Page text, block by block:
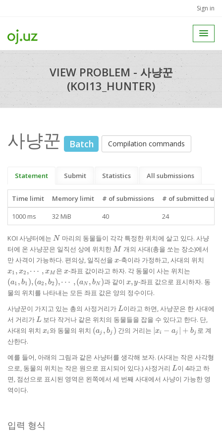
Sign in
VIEW PROBLEM - 사냥꾼
(KOI13_HUNTER)
사냥꾼 Batch Compilation commands
Statement Submit Statistics All submissions
Time limit Memory limit # of submissions
# of submitted
1000 ms
32 MiB 40 24
KOI 사냥터에는 N
N 마리의 동물들이 각각 특정한 위치에 살고 있다. 사냥
터에 온 사냥꾼은 일직선 상에 위치한 M
M 개의 사대(총을 쏘는 장소)에서
만 사격이 가능하다. 편의상, 일직선을 x
x-축이라 가정하고, 사대의 위치
x1 , x2 ,⋯ , xM 은x
x-좌표 값이라고 하자. 각 동물이 사는 위치는
\cdots,
(a1 , b1 ),(a2 , b2 ),⋯ ,(aN , bN )과 같이 x,y
x,y-좌표 값으로 표시하자. 동
물의 위치를 나타내는 모든 좌표 값은 양의 정수이다.
사냥꾼이 가지고 있는 총의 사정거리가 L
L이라고 하면, 사냥꾼은 한 사대에
서 거리가 L
L 보다 작거나 같은 위치의 동물들을 잡을 수 있다고 한다. 단,
사대의 위치 x_{i}
xi 와 동물의 위치 (a_{j},
(aj , bj ) 간의 거리는 |x_{i}-
b_{j}
xi − aj + bj 로 계
산한다.
예를 들어, 아래의 그림과 같은 사냥터를 생각해 보자. (사대는 작은 사각형
으로, 동물의 위치는 작은 원으로 표시되어 있다.) 사정거리 L
L이 4라고 하
면, 점선으로 표시된 영역은 왼쪽에서 세 번째 사대에서 사냥이 가능한 영
역이다.
입력 형식